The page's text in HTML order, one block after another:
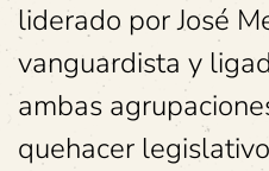
liderado por José
vanguardista y
ambas
quehacer